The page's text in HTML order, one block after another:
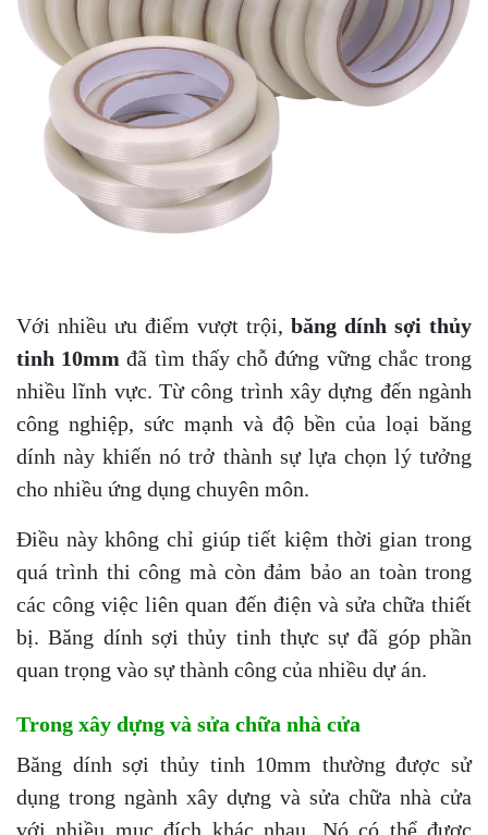
Với nhiều ưu điểm vượt trội, băng dính sợi thủy
tinh 10mm đã tìm thấy chỗ đứng vững chắc trong
nhiều lĩnh vực. Từ công trình xây dựng đến ngành
công nghiệp, sức mạnh và độ bền của loại băng
dính này khiến nó trở thành sự lựa chọn lý tưởng
cho nhiều ứng dụng chuyên môn.
Điều này không chỉ giúp tiết kiệm thời gian trong
quá trình thi công mà còn đảm bảo an toàn trong
các công việc liên quan đến điện và sửa chữa thiết
bị. Băng dính sợi thủy tinh thực sự đã góp phần
quan trọng vào sự thành công của nhiều dự án.
Trong xây dựng và sửa chữa nhà cửa
Băng dính sợi thủy tinh 10mm thường được sử
dụng trong ngành xây dựng và sửa chữa nhà cửa
với nhiều mục đích khác nhau. Nó có thể được